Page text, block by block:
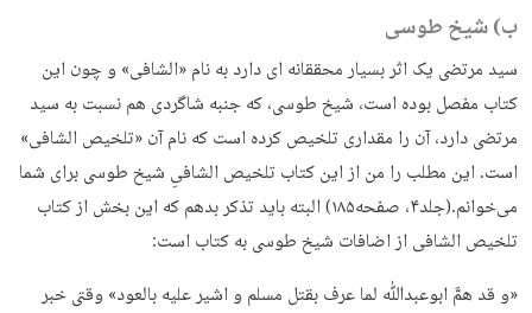
ب) شیخ طوسی
سید مرتضی یک اثر بسیار محققانه ای دارد به نام «الشافی» و چون این
کتاب مفصل بوده است، شیخ طوسی، که جنبه شاگردی هم نسبت به سید
مرتضی دارد، آن را مقداری تلخیص کرده است که نام آن «تلخیص الشافی»
است. این مطلب را من از این کتاب تلخیص الشافیِ شیخ طوسی برای شما
می‌خوانم.(جلد۴، صفحه۱۸۵) البته باید تذکر بدهم که این بخش از کتاب
تلخیص الشافی از اضافات شیخ طوسی به کتاب است:
«و قد همَّ ابوعبدﷲ لما عرف بقتل مسلم و اشیر علیه بالعود» وقتی خبر